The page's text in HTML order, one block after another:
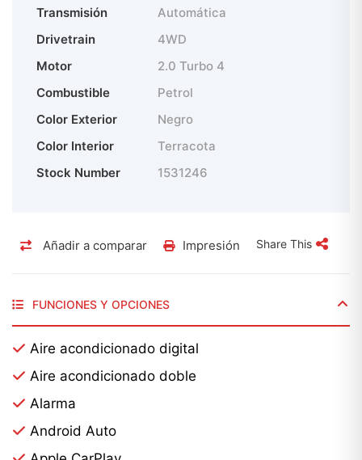
Transmisión
Automática
Drivetrain
4WD
Motor
2.0 Turbo 4
Combustible
Petrol
Color Exterior
Negro
Color Interior
Terracota
Stock Number
1531246
Añadir a comparar Impresión Share This
FUNCIONES Y OPCIONES
Aire acondicionado digital
Aire acondicionado doble
Alarma
Android Auto